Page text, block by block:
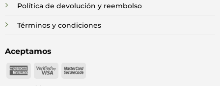
Política de devolución y reembolso
Términos y condiciones
Aceptamos
American
Visa
MasterCard